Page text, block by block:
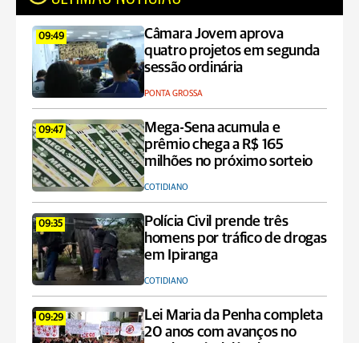
09:49
Câmara Jovem aprova
quatro projetos em segunda
sessão ordinária
PONTA GROSSA
09:47
Mega-Sena acumula e
prêmio chega a R$ 165
milhões no próximo sorteio
COTIDIANO
09:35
Polícia Civil prende três
homens por tráfico de drogas
em Ipiranga
COTIDIANO
09:29
Lei Maria da Penha completa
20 anos com avanços no